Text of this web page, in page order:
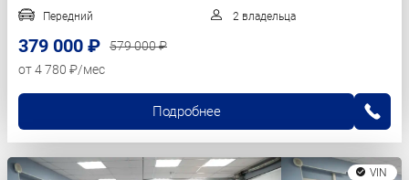
Передний
2 владельца
379 000 ₽
579 000 ₽
от 4 780 ₽/мес
Подробнее
VIN